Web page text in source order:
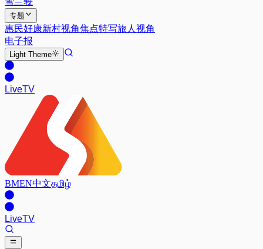
专题
惠民好康新村视角焦点特写旅人视角
电子报
Light Theme
LiveTV
BMEN中文தமிழ்
LiveTV